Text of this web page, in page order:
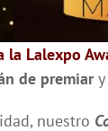
la Lalexpo
de premiary
nuestro